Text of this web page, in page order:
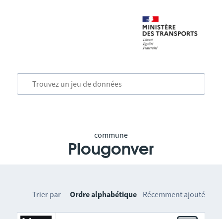
commune
Plougonver
Trier par Ordre alphabétique Récemment ajouté